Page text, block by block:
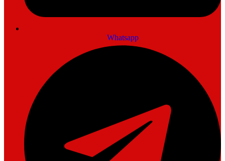
Whatsapp